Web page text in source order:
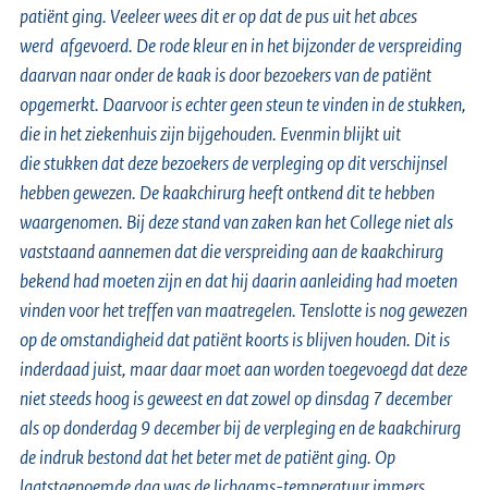
patiënt ging. Veeleer wees dit er op dat de pus uit het abces
werd afgevoerd. De rode kleur en in het bijzonder de verspreiding
daarvan naar onder de kaak is door bezoekers van de patiënt
opgemerkt. Daarvoor is echter geen steun te vinden in de stukken,
die in het ziekenhuis zijn bijgehouden. Evenmin blijkt uit
die stukken dat deze bezoekers de verpleging op dit verschijnsel
hebben gewezen. De kaakchirurg heeft ontkend dit te hebben
waargenomen. Bij deze stand van zaken kan het College niet als
vaststaand aannemen dat die verspreiding aan de kaakchirurg
bekend had moeten zijn en dat hij daarin aanleiding had moeten
vinden voor het treffen van maatregelen. Tenslotte is nog gewezen
op de omstandigheid dat patiënt koorts is blijven houden. Dit is
inderdaad juist, maar daar moet aan worden toegevoegd dat deze
niet steeds hoog is geweest en dat zowel op dinsdag 7 december
als op donderdag 9 december bij de verpleging en de kaakchirurg
de indruk bestond dat het beter met de patiënt ging. Op